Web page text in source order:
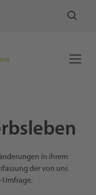
in ihrem
der von uns
Umfrage.